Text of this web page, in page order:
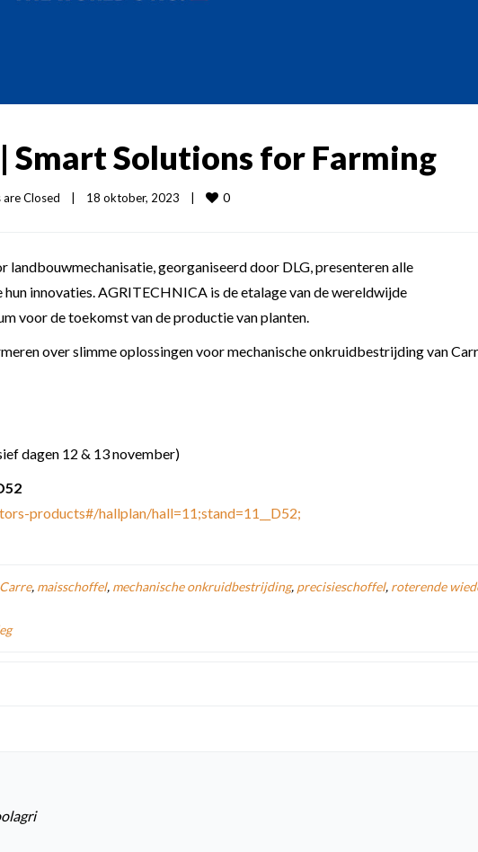
Smart Solutions for Farming
Closed 18 oktober, 2023 0
landbouwmechanisatie, georganiseerd door DLG, presenteren alle
innovaties. AGRITECHNICA is de etalage van de wereldwijde
voor de toekomst van de productie van planten.
over slimme oplossingen voor mechanische onkruidbestrijding van
dagen 12 & 13 november)
products#/hallplan/hall=11;stand=11__D52;
Carre, maisschoffel, mechanische onkruidbestrijding, precisieschoffel, roterende